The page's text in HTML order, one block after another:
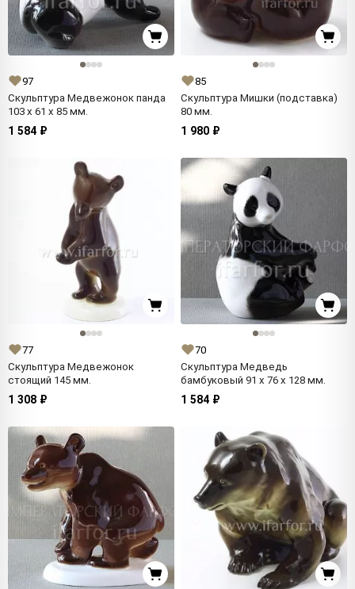
97
Скульптура Медвежонок панда
103 x 61 x 85 мм.
1 584 ₽
85
Скульптура Мишки (подставка)
80 мм.
1 980 ₽
77
Скульптура Медвежонок
стоящий 145 мм.
1 308 ₽
70
Скульптура Медведь
бамбуковый 91 x 76 x 128 мм.
1 584 ₽